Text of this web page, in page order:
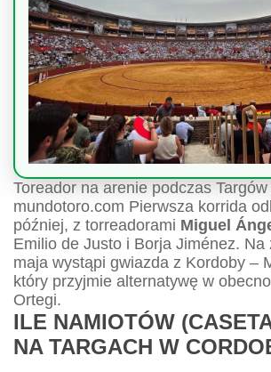
Toreador na arenie podczas Targów
mundotoro.com Pierwsza korrida
później, z torreadorami Miguel
Emilio de Justo i Borja Jiménez. Na
maja wystąpi gwiazda z Kordoby –
który przyjmie alternatywę w
Ortegi.
ILE NAMIOTÓW
NA TARGACH W